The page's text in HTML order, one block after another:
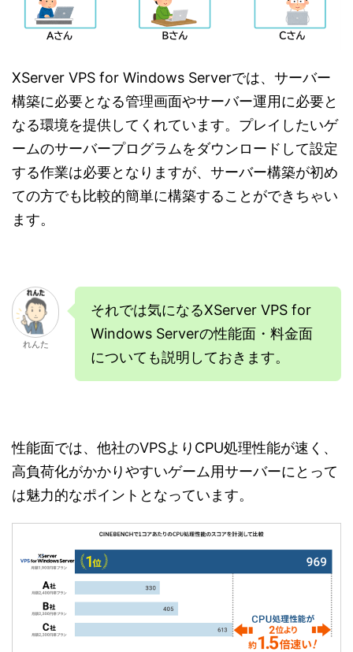
XServer VPS for Windows Serverでは、サーバー
構築に必要となる管理画面やサーバー運用に必要と
なる環境を提供してくれています。プレイしたいゲ
ームのサーバープログラムをダウンロードして設定
する作業は必要となりますが、サーバー構築が初め
ての方でも比較的簡単に構築することができちゃい
ます。
れんた
それでは気になるXServer VPS for
Windows Serverの性能面・料金面
についても説明しておきます。
性能面では、他社のVPSよりCPU処理性能が速く、
高負荷化がかかりやすいゲーム用サーバーにとって
は魅力的なポイントとなっています。